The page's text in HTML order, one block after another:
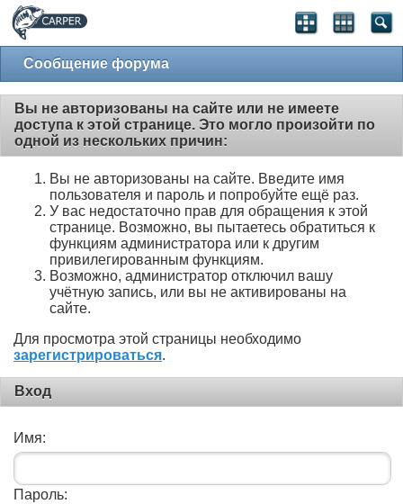
Сообщение форума
Вы не авторизованы на сайте или не имеете
доступа к этой странице. Это могло произойти по
одной из нескольких причин:
Вы не авторизованы на сайте. Введите имя
пользователя и пароль и попробуйте ещё раз.
У вас недостаточно прав для обращения к этой
странице. Возможно, вы пытаетесь обратиться к
функциям администратора или к другим
привилегированным функциям.
Возможно, администратор отключил вашу
учётную запись, или вы не активированы на
сайте.
Для просмотра этой страницы необходимо
зарегистрироваться.
Вход
Имя:
Пароль: